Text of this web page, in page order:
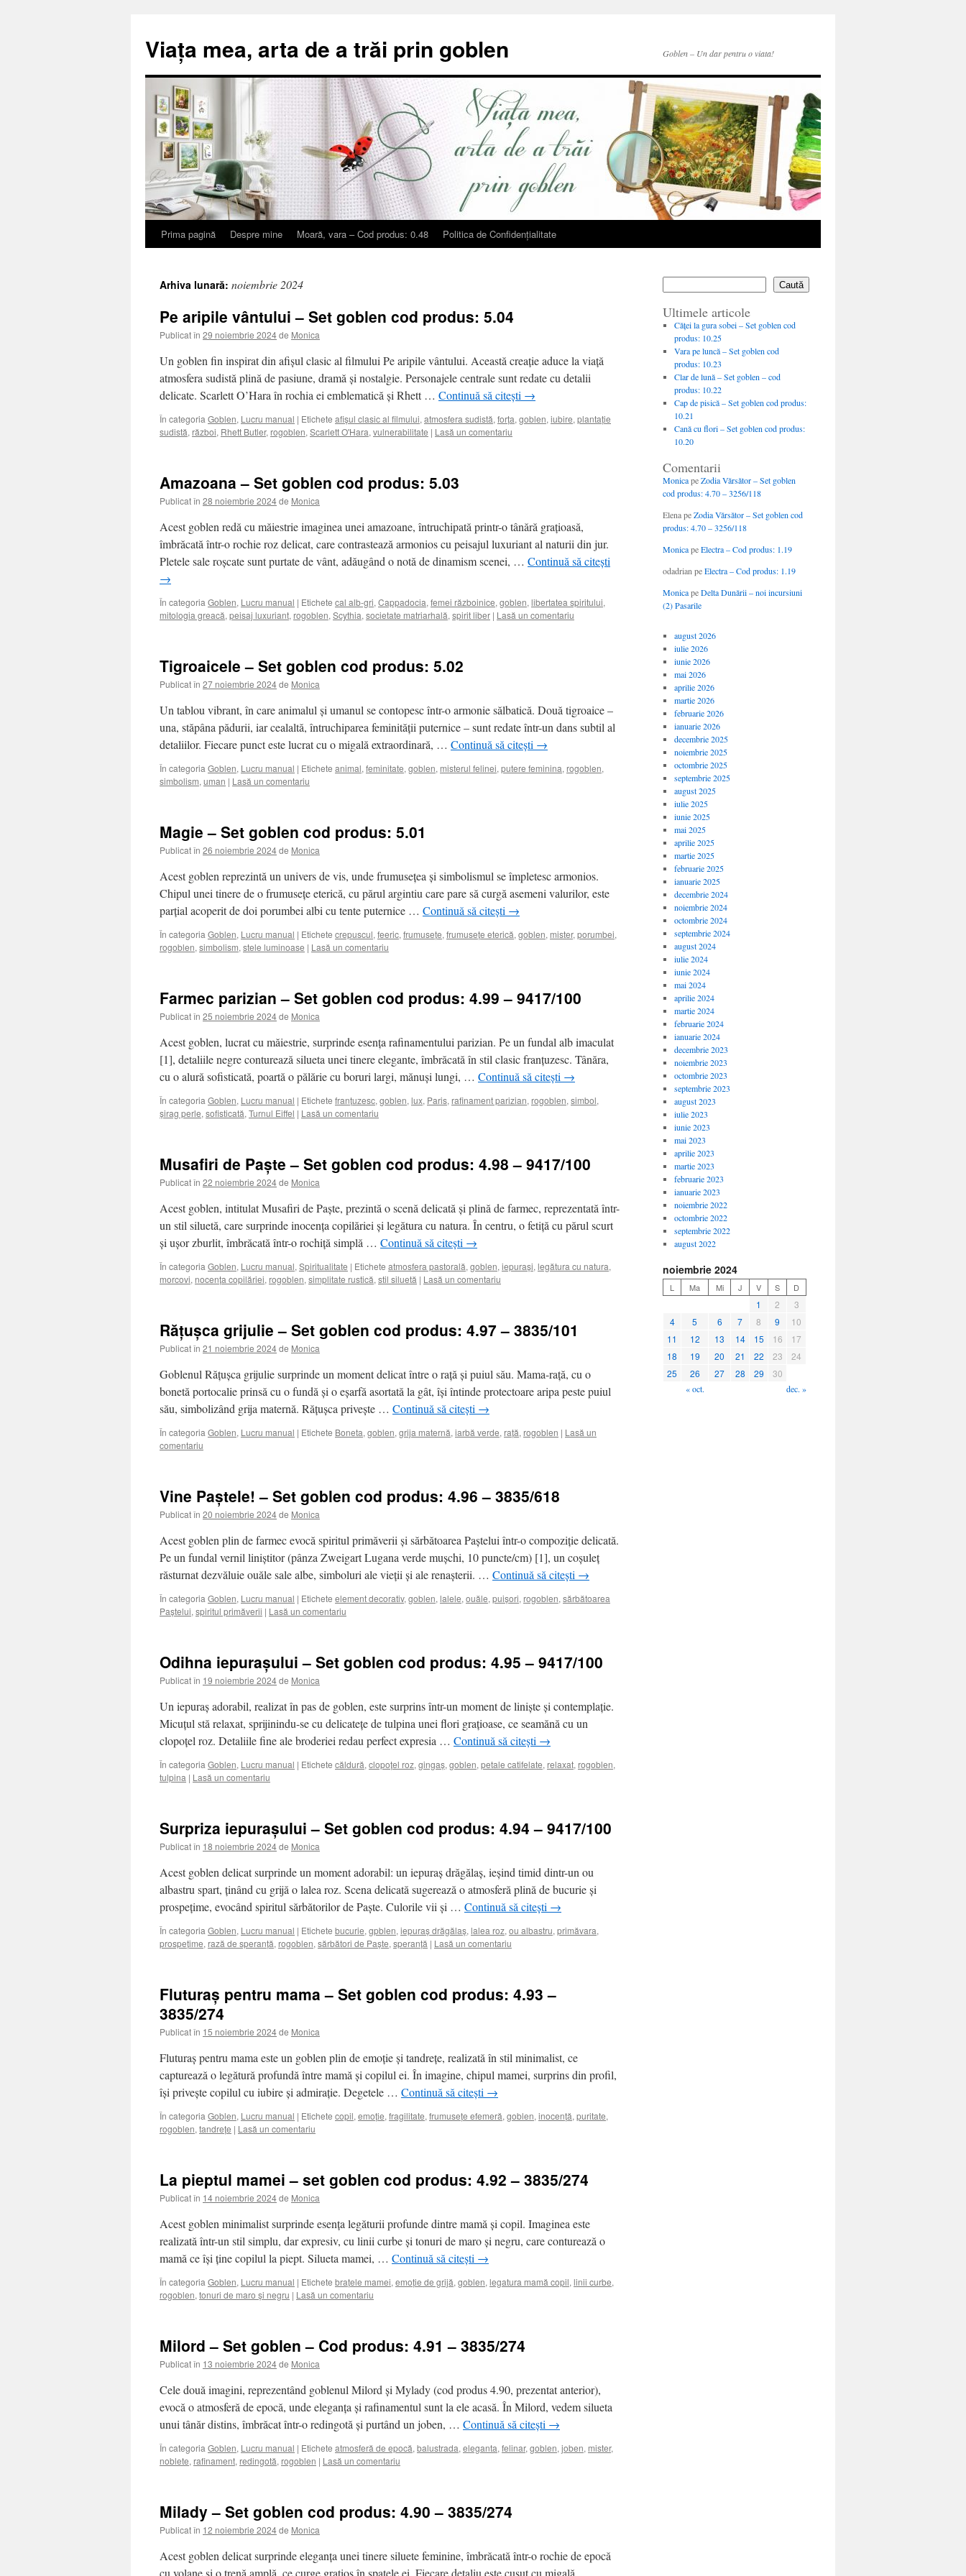
Viața mea, arta de a trăi prin goblen Goblen – Un dar pentru o viata!
Sari
conținut
Prima pagină Despre mine Moară, vara – Cod produs: 0.48 Politica de Confidențialitate
Arhiva lunară: noiembrie 2024
Pe aripile vântului – Set goblen cod produs: 5.04
Publicat în 29 noiembrie 2024de Monica
Un goblen fin inspirat din afișul clasic al filmului Pe aripile vântului. Această creație aduce la viață
atmosfera sudistă plină de pasiune, dramă și nostalgie. Personajele centrale sunt redate cu detalii
delicate. Scarlett O’Hara în rochia ei emblematică și Rhett … Continuă să citești →
În categoria Goblen, Lucru manual | Etichete afișul clasic al filmului, atmosfera sudistă, forța, goblen, iubire, plantație
sudistă, război, Rhett Butler, rogoblen, Scarlett O'Hara, vulnerabilitate | Lasă un comentariu
Amazoana – Set goblen cod produs: 5.03
Publicat în 28 noiembrie 2024de Monica
Acest goblen redă cu măiestrie imaginea unei amazoane, întruchipată printr-o tânără grațioasă,
îmbrăcată într-o rochie roz delicat, care contrastează armonios cu peisajul luxuriant al naturii din jur.
Pletele sale roșcate sunt purtate de vânt, adăugând o notă de dinamism scenei, … Continuă să citești
→
În categoria Goblen, Lucru manual | Etichete cal alb-gri, Cappadocia, femei războinice, goblen, libertatea spiritului,
mitologia greacă, peisaj luxuriant, rogoblen, Scythia, societate matriarhală, spirit liber | Lasă un comentariu
Tigroaicele – Set goblen cod produs: 5.02
Publicat în 27 noiembrie 2024de Monica
Un tablou vibrant, în care animalul și umanul se contopesc într-o armonie sălbatică. Două tigroaice –
una, stăpâna pădurii, iar cealaltă, întruchiparea feminității puternice – sunt redate într-un dans subtil al
detaliilor. Fiecare punct este lucrat cu o migală extraordinară, … Continuă să citești →
În categoria Goblen, Lucru manual | Etichete animal, feminitate, goblen, misterul felinei, putere feminina, rogoblen,
simbolism, uman | Lasă un comentariu
Magie – Set goblen cod produs: 5.01
Publicat în 26 noiembrie 2024de Monica
Acest goblen reprezintă un univers de vis, unde frumusețea și simbolismul se împletesc armonios.
Chipul unei tinere de o frumusețe eterică, cu părul argintiu care pare să curgă asemeni valurilor, este
parțial acoperit de doi porumbei albi cu tente puternice … Continuă să citești →
În categoria Goblen, Lucru manual | Etichete crepuscul, feeric, frumusețe, frumusețe eterică, goblen, mister, porumbei,
rogoblen, simbolism, stele luminoase | Lasă un comentariu
Farmec parizian – Set goblen cod produs: 4.99 – 9417/100
Publicat în 25 noiembrie 2024de Monica
Acest goblen, lucrat cu măiestrie, surprinde esența rafinamentului parizian. Pe un fundal alb imaculat
[1], detaliile negre conturează silueta unei tinere elegante, îmbrăcată în stil clasic franțuzesc. Tânăra,
cu o alură sofisticată, poartă o pălărie cu boruri largi, mănuși lungi, … Continuă să citești →
În categoria Goblen, Lucru manual | Etichete franțuzesc, goblen, lux, Paris, rafinament parizian, rogoblen, simbol,
șirag perle, sofisticată, Turnul Eiffel | Lasă un comentariu
Musafiri de Paște – Set goblen cod produs: 4.98 – 9417/100
Publicat în 22 noiembrie 2024de Monica
Acest goblen, intitulat Musafiri de Paște, prezintă o scenă delicată și plină de farmec, reprezentată într-
un stil siluetă, care surprinde inocența copilăriei și legătura cu natura. În centru, o fetiță cu părul scurt
și ușor zburlit, îmbrăcată într-o rochiță simplă … Continuă să citești →
În categoria Goblen, Lucru manual, Spiritualitate | Etichete atmosfera pastorală, goblen, iepurași, legătura cu natura,
morcovi, nocența copilăriei, rogoblen, simplitate rustică, stil siluetă | Lasă un comentariu
Rățușca grijulie – Set goblen cod produs: 4.97 – 3835/101
Publicat în 21 noiembrie 2024de Monica
Goblenul Rățușca grijulie surprinde un moment delicat între o rață și puiul său. Mama-rață, cu o
bonetă portocalie prinsă cu o fundă și o eșarfă asortată la gât, își întinde protectoare aripa peste puiul
său, simbolizând grija maternă. Rățușca privește … Continuă să citești →
În categoria Goblen, Lucru manual | Etichete Boneta, goblen, grija maternă, iarbă verde, rață, rogoblen | Lasă un
comentariu
Vine Paștele! – Set goblen cod produs: 4.96 – 3835/618
Publicat în 20 noiembrie 2024de Monica
Acest goblen plin de farmec evocă spiritul primăverii și sărbătoarea Paștelui într-o compoziție delicată.
Pe un fundal vernil liniștitor (pânza Zweigart Lugana verde mușchi, 10 puncte/cm) [1], un coșuleț
răsturnat dezvăluie ouăle sale albe, simboluri ale vieții și ale renașterii. … Continuă să citești →
În categoria Goblen, Lucru manual | Etichete element decorativ, goblen, lalele, ouăle, puișori, rogoblen, sărbătoarea
Paștelui, spiritul primăverii | Lasă un comentariu
Odihna iepurașului – Set goblen cod produs: 4.95 – 9417/100
Publicat în 19 noiembrie 2024de Monica
Un iepuraș adorabil, realizat în pas de goblen, este surprins într-un moment de liniște și contemplație.
Micuțul stă relaxat, sprijinindu-se cu delicatețe de tulpina unei flori grațioase, ce seamănă cu un
clopoțel roz. Detaliile fine ale broderiei redau perfect expresia … Continuă să citești →
În categoria Goblen, Lucru manual | Etichete căldură, clopoțel roz, gingaș, goblen, petale catifelate, relaxat, rogoblen,
tulpina | Lasă un comentariu
Surpriza iepurașului – Set goblen cod produs: 4.94 – 9417/100
Publicat în 18 noiembrie 2024de Monica
Acest goblen delicat surprinde un moment adorabil: un iepuraș drăgălaș, ieșind timid dintr-un ou
albastru spart, ținând cu grijă o lalea roz. Scena delicată sugerează o atmosferă plină de bucurie și
prospețime, evocând spiritul sărbătorilor de Paște. Culorile vii și … Continuă să citești →
În categoria Goblen, Lucru manual | Etichete bucurie, gpblen, iepuraș drăgălaș, lalea roz, ou albastru, primăvara,
prospețime, rază de speranță, rogoblen, sărbători de Paște, speranță | Lasă un comentariu
Fluturaș pentru mama – Set goblen cod produs: 4.93 –
3835/274
Publicat în 15 noiembrie 2024de Monica
Fluturaș pentru mama este un goblen plin de emoție și tandrețe, realizată în stil minimalist, ce
capturează o legătură profundă între mamă și copilul ei. În imagine, chipul mamei, surprins din profil,
își privește copilul cu iubire și admirație. Degetele … Continuă să citești →
În categoria Goblen, Lucru manual | Etichete copil, emoție, fragilitate, frumusețe efemeră, goblen, inocență, puritate,
rogoblen, tandrețe | Lasă un comentariu
La pieptul mamei – set goblen cod produs: 4.92 – 3835/274
Publicat în 14 noiembrie 2024de Monica
Acest goblen minimalist surprinde esența legăturii profunde dintre mamă și copil. Imaginea este
realizată într-un stil simplu, dar expresiv, cu linii curbe și tonuri de maro și negru, care conturează o
mamă ce își ține copilul la piept. Silueta mamei, … Continuă să citești →
În categoria Goblen, Lucru manual | Etichete brațele mamei, emoție de grijă, goblen, legatura mamă copil, linii curbe,
rogoblen, tonuri de maro și negru | Lasă un comentariu
Milord – Set goblen – Cod produs: 4.91 – 3835/274
Publicat în 13 noiembrie 2024de Monica
Cele două imagini, reprezentând goblenul Milord și Mylady (cod produs 4.90, prezentat anterior),
evocă o atmosferă de epocă, unde eleganța și rafinamentul sunt la ele acasă. În Milord, vedem silueta
unui tânăr distins, îmbrăcat într-o redingotă și purtând un joben, … Continuă să citești →
În categoria Goblen, Lucru manual | Etichete atmosferă de epocă, balustrada, eleganta, felinar, goblen, joben, mister,
noblete, rafinament, redingotă, rogoblen | Lasă un comentariu
Milady – Set goblen cod produs: 4.90 – 3835/274
Publicat în 12 noiembrie 2024de Monica
Acest goblen delicat surprinde eleganța unei tinere siluete feminine, îmbrăcată într-o rochie de epocă
cu volane și o trenă amplă, ce curge grațios în spatele ei. Fiecare detaliu este cusut cu migală,
Caută
Ultimele articole
Căţei la gura sobei – Set goblen cod
produs: 10.25
Vara pe luncă – Set goblen cod
produs: 10.23
Clar de lună – Set goblen – cod
produs: 10.22
Cap de pisică – Set goblen cod produs:
10.21
Cană cu flori – Set goblen cod produs:
10.20
Comentarii
MonicapeZodia Vărsător – Set goblen
cod produs: 4.70 – 3256/118
ElenapeZodia Vărsător – Set goblen cod
produs: 4.70 – 3256/118
MonicapeElectra – Cod produs: 1.19
odadrian peElectra – Cod produs: 1.19
MonicapeDelta Dunării – noi incursiuni
(2) Pasarile
august 2026
iulie 2026
iunie 2026
mai 2026
aprilie 2026
martie 2026
februarie 2026
ianuarie 2026
decembrie 2025
noiembrie 2025
octombrie 2025
septembrie 2025
august 2025
iulie 2025
iunie 2025
mai 2025
aprilie 2025
martie 2025
februarie 2025
ianuarie 2025
decembrie 2024
noiembrie 2024
octombrie 2024
septembrie 2024
august 2024
iulie 2024
iunie 2024
mai 2024
aprilie 2024
martie 2024
februarie 2024
ianuarie 2024
decembrie 2023
noiembrie 2023
octombrie 2023
septembrie 2023
august 2023
iulie 2023
iunie 2023
mai 2023
aprilie 2023
martie 2023
februarie 2023
ianuarie 2023
noiembrie 2022
octombrie 2022
septembrie 2022
august 2022
noiembrie 2024
L Ma Mi J V S D
1 2
3
4
5 6 7 8 9
10
11
12 13 14 15 16
17
18
19 20 21 22 23
24
25
26 27 28 29 30
« oct. dec. »